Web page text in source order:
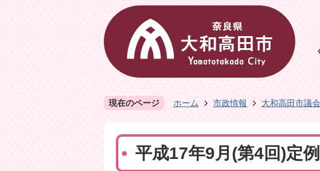
現在のページ ホーム 市政情報 大和高田市議会
平成17年9月(第4回)定